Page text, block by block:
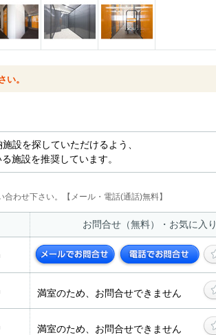
い。
設を探していただけるよう、
施設を推奨しています。
せ下さい。【メール・電話(通話)無料】
お問合せ（無料）・お気に入り
満室のため、お問合せできません
満室のため、お問合せできません